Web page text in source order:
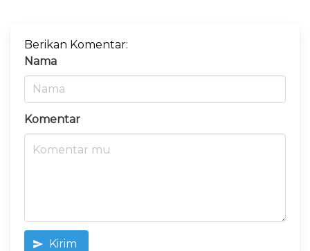
Berikan Komentar:
Nama
Komentar
Kirim